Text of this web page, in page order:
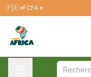
🇫🇷 ▾FCFA ▾